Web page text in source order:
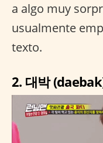
a algo muy
usualmente
texto.
2. 대박